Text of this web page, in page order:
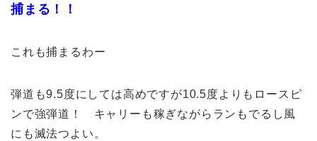
捕まる！！
これも捕まるわー
弾道も9.5度にしては高めですが10.5度よりもロースピ
ンで強弾道！ キャリーも稼ぎながらランもでるし風
にも滅法つよい。